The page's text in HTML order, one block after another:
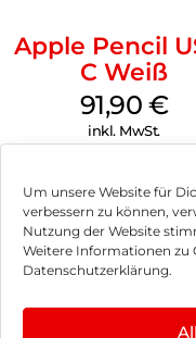
Um unsere Website für
verbessern zu können,
Nutzung der Website
Weitere Informationen zu
Datenschutzerklärung.
Apple Pencil
C Weiß
91,90 €
inkl. MwSt.
Impressum